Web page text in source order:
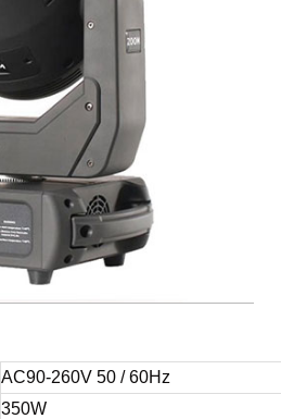
AC90-260V 50 / 60Hz
350W